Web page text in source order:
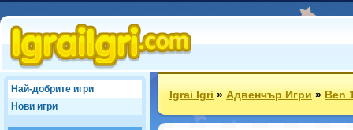
Най-добрите игри
Нови игри
Igrai Igri»Адвенчър Игри»Ben